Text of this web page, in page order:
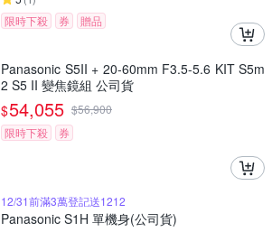
限時下殺 券 贈品
Panasonic S5II + 20-60mm F3.5-5.6 KIT S5m
2 S5 II 變焦鏡組 公司貨
$54,055 $56,900
限時下殺
券
12/31前滿3萬登記送1212
Panasonic S1H 單機身(公司貨)